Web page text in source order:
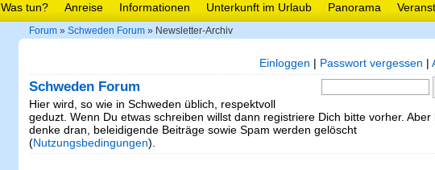
Was tun? Anreise Informationen Unterkunft im Urlaub Panorama
Forum » Schweden Forum » Newsletter-Archiv
Einloggen | Passwort vergessen |
Schweden Forum
Hier wird, so wie in Schweden üblich, respektvoll
geduzt. Wenn Du etwas schreiben willst dann registriere Dich bitte vorher. Aber
denke dran, beleidigende Beiträge sowie Spam werden gelöscht
(Nutzungsbedingungen).